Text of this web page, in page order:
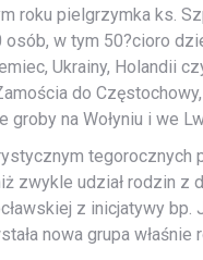
roku pielgrzymka ks.
osób, w tym 50?cioro
Ukrainy, Holandii
do
groby na Wołyniu i we
tegorocznych
zwykle udział rodzin z
z inicjatywy bp.
nowa grupa właśnie